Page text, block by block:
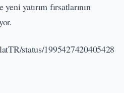
yatırım fırsatlarının
status/1995427420405428